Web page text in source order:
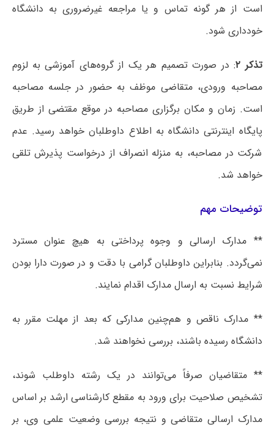
است از هر گونه تماس و یا مراجعه غیرضروری به دانشگاه
خودداری شود.
تذکر ۲
: در صورت تصمیم هر یک از گروه‌های آموزشی به لزوم
مصاحبه ورودی، متقاضی موظف به حضور در جلسه مصاحبه
است. زمان و مکان برگزاری مصاحبه در موقع مقتضی از طریق
پایگاه اینترنتی دانشگاه به اطلاع داوطلبان خواهد رسید. عدم
شرکت در مصاحبه، به منزله انصراف از درخواست پذیرش تلقی
خواهد شد.
توضیحات مهم
** مدارک ارسالی و وجوه پرداختی به هیچ عنوان مسترد
نمی‌گردد. بنابراین داوطلبان گرامی با دقت و در صورت دارا بودن
شرایط نسبت به ارسال مدارک اقدام نمایند.
** مدارک ناقص و هم‌چنین مدارکی که بعد از مهلت مقرر به
دانشگاه رسیده باشند، بررسی نخواهند شد.
** متقاضیان صرفاً می‌توانند در یک رشته داوطلب شوند،
تشخیص صلاحیت برای ورود به مقطع کارشناسی ارشد بر اساس
مدارک ارسالی متقاضی و نتیجه بررسی وضعیت علمی وی، بر